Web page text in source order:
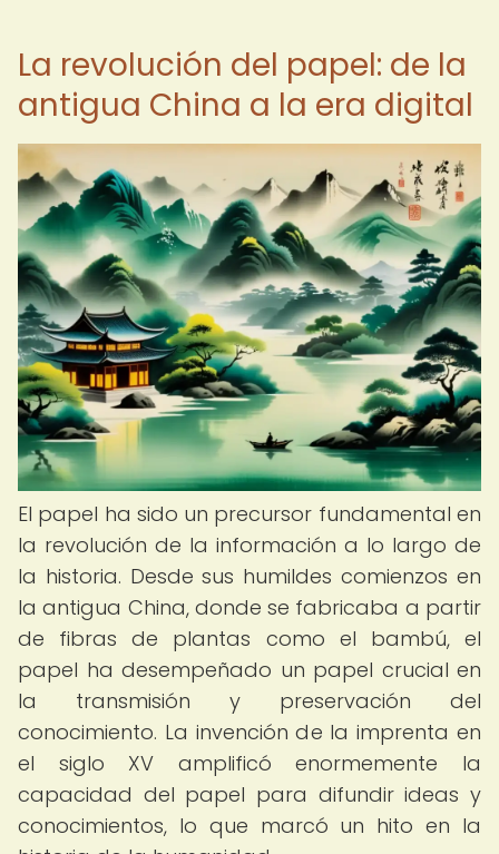
La revolución del papel: de la
antigua China a la era digital
El papel ha sido un precursor fundamental en
la revolución de la información a lo largo de
la historia. Desde sus humildes comienzos en
la antigua China, donde se fabricaba a partir
de fibras de plantas como el bambú, el
papel ha desempeñado un papel crucial en
la transmisión y preservación del
conocimiento. La invención de la imprenta en
el siglo XV amplificó enormemente la
capacidad del papel para difundir ideas y
conocimientos, lo que marcó un hito en la